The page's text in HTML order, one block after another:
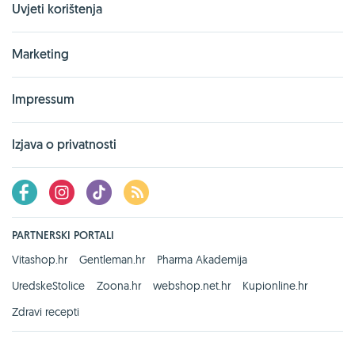
Uvjeti korištenja
Marketing
Impressum
Izjava o privatnosti
PARTNERSKI PORTALI
Vitashop.hr
Gentleman.hr
Pharma Akademija
UredskeStolice
Zoona.hr webshop.net.hr
Kupionline.hr
Zdravi recepti